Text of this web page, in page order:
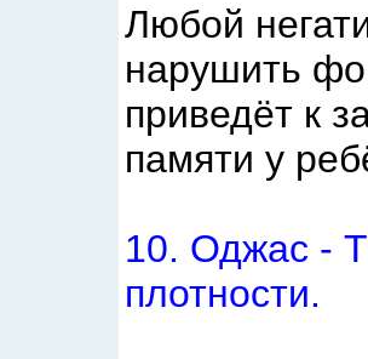
Любой
нарушить
приведёт к
памяти у
10. Оджас -
плотности.